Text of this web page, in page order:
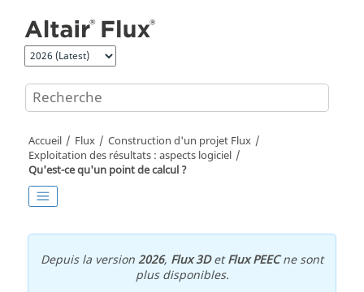
Accueil Flux
Construction d'un projet Flux
Exploitation des résultats : aspects logiciel
Qu'est-ce qu'un point de calcul ?
Depuis la version2026, Flux 3DetFlux PEECne sont
plus disponibles.